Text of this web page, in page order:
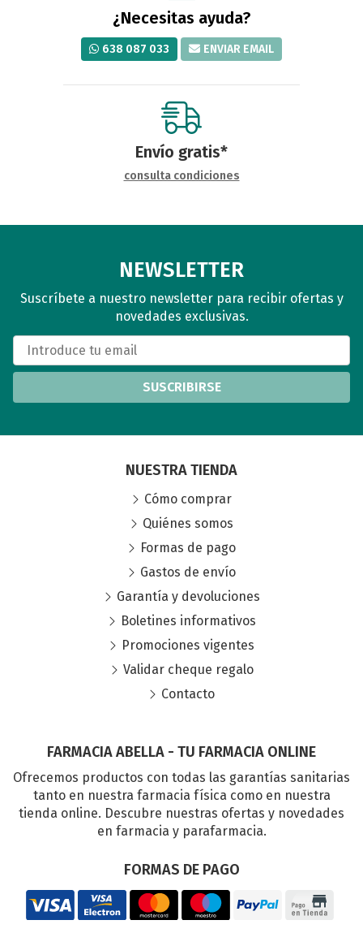
¿Necesitas ayuda?
638 087 033 ENVIAR EMAIL
Envío gratis*
consulta condiciones
NEWSLETTER
Suscríbete a nuestro newsletter para recibir ofertas y
novedades exclusivas.
SUSCRIBIRSE
FARMACIA ABELLA - TU FARMACIA ONLINE
Ofrecemos productos con todas las garantías sanitarias
tanto en nuestra farmacia física como en nuestra
tienda online. Descubre nuestras ofertas y novedades
en farmacia y parafarmacia.
FORMAS DE PAGO
NUESTRA TIENDA
Cómo comprar
Quiénes somos
Formas de pago
Gastos de envío
Garantía y devoluciones
Boletines informativos
Promociones vigentes
Validar cheque regalo
Contacto